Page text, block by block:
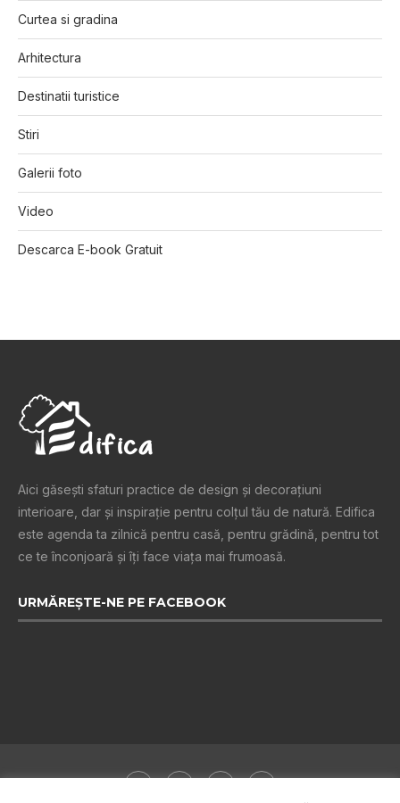
Curtea si gradina
Arhitectura
Destinatii turistice
Stiri
Galerii foto
Video
Descarca E-book Gratuit
Aici găsești sfaturi practice de design şi decoraţiuni
interioare, dar și inspiraţie pentru colţul tău de natură. Edifica
este agenda ta zilnică pentru casă, pentru grădină, pentru tot
ce te înconjoară şi îţi face viaţa mai frumoasă.
URMĂREȘTE-NE PE FACEBOOK